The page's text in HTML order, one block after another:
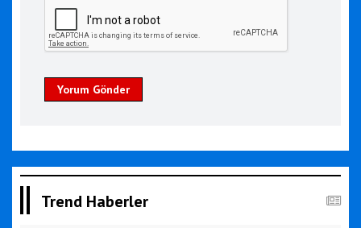
Yorum Gönder
Trend Haberler